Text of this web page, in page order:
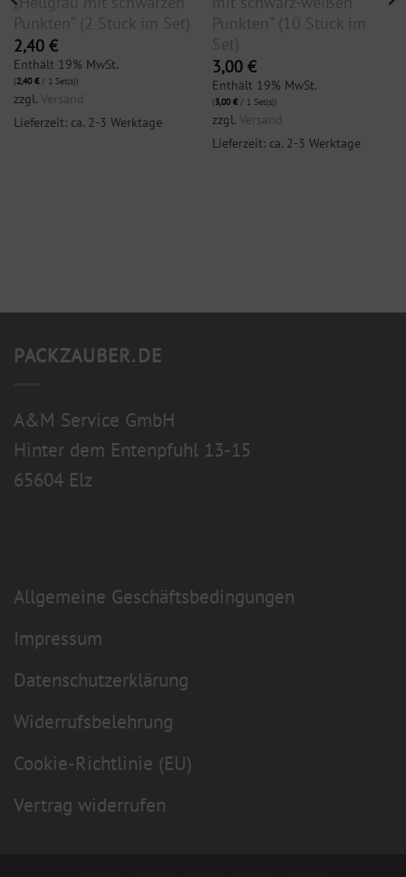
Punkten“ (2 Stück im Set)
2,40 €
Enthält 19% MwSt.
(2,40€/ 1 Set(s))
zzgl. Versand
Lieferzeit: ca. 2-3 Werktage
Punkten“ (10 Stück im
Set)
3,00 €
Enthält 19% MwSt.
(3,00€/ 1 Set(s))
zzgl. Versand
Lieferzeit: ca. 2-3 Werktage
PACKZAUBER.DE
A&M Service GmbH
Hinter dem Entenpfuhl 13-15
65604 Elz
Allgemeine Geschäftsbedingungen
Impressum
Datenschutzerklärung
Widerrufsbelehrung
Cookie-Richtlinie (EU)
Vertrag widerrufen